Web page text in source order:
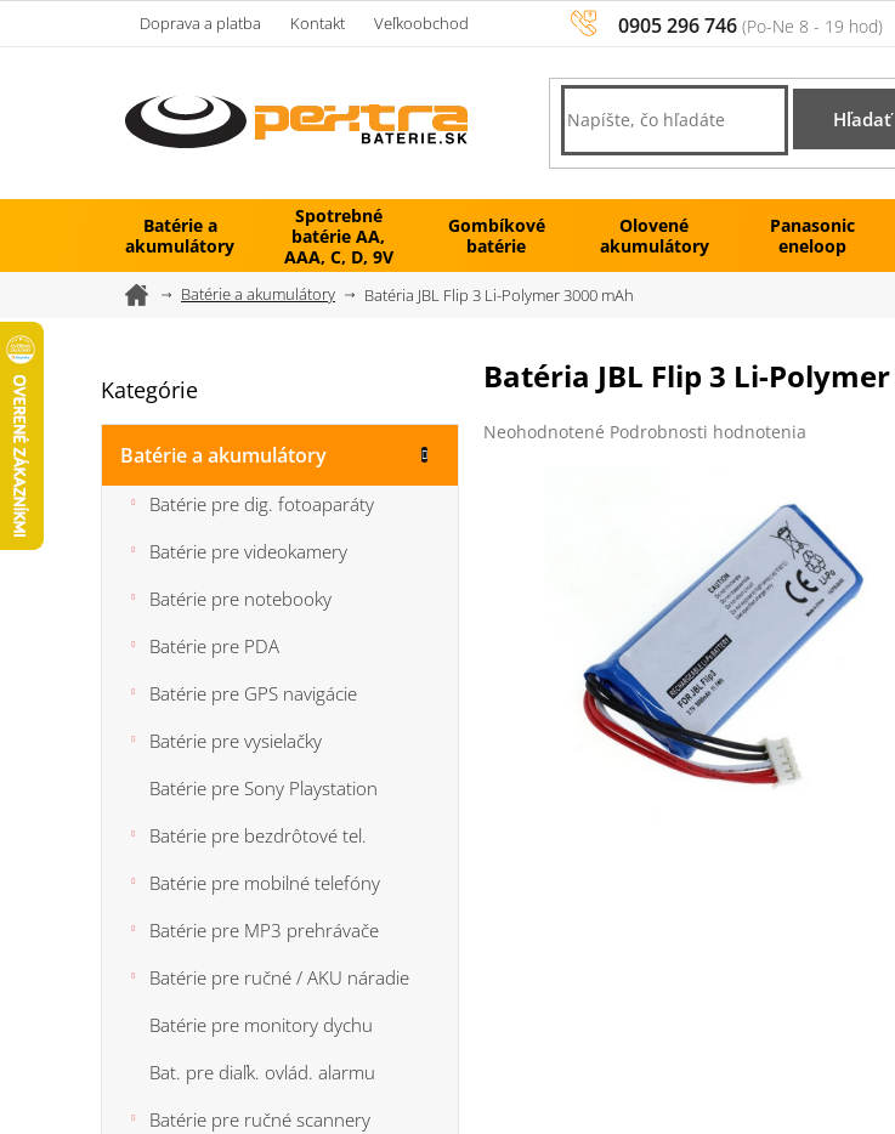
0905 296 746
Doprava a platba Kontakt Veľkoobchod
Hľadať
Batérie a
akumulátory
Spotrebné
batérie AA,
AAA, C, D, 9V
Gombíkové
batérie
Olovené
akumulátory
Panasonic
eneloop
DomovBatérie a akumulátory Batéria JBL Flip 3 Li-Polymer 3000 mAh
o
č
Preskočiť
Kategórie
Batérie a akumulátory
Batérie pre dig. fotoaparáty
Batérie pre videokamery
Batérie pre notebooky
Batérie pre PDA
Batérie pre GPS navigácie
Batérie pre vysielačky
Batérie pre Sony Playstation
Batérie pre bezdrôtové tel.
Batérie pre mobilné telefóny
Batérie pre MP3 prehrávače
Batérie pre ručné / AKU náradie
Batérie pre monitory dychu
Bat. pre diaľk. ovlád. alarmu
Batérie pre ručné scannery
Batéria JBL Flip 3 Li-
Priemerné
Neohodnotené Podrobnosti hodnotenia